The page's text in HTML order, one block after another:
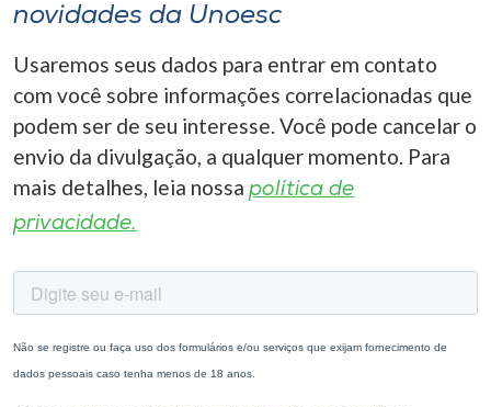
novidades da Unoesc
Usaremos seus dados para entrar em contato
com você sobre informações correlacionadas que
podem ser de seu interesse. Você pode cancelar o
envio da divulgação, a qualquer momento. Para
mais detalhes, leia nossa política de
privacidade.